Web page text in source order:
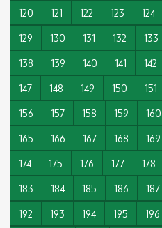
120
121 122 123 124
129
130 131 132 133
138
139 140 141 142
147
148 149 150 151
156
157 158 159 160
165
166 167 168 169
174
175 176 177 178
183
184 185 186 187
192
193 194 195 196